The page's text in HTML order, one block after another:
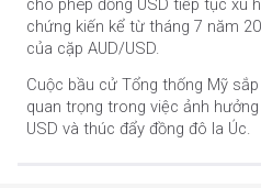
cho phép đồng USD tiếp tục xu
chứng kiến kể từ tháng 7 năm
của cặp AUD/USD.
Cuộc bầu cử Tổng thống Mỹ
quan trọng trong việc ảnh
USD và thúc đẩy đồng đô la Úc.